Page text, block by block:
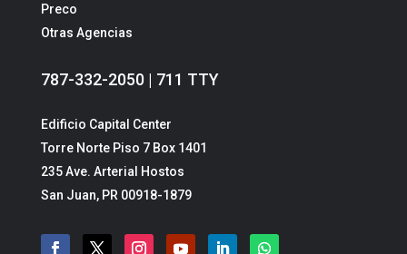
Preco
Otras Agencias
787-332-2050 | 711 TTY
Edificio Capital Center
Torre Norte Piso 7 Box 1401
235 Ave. Arterial Hostos
San Juan, PR 00918-1879